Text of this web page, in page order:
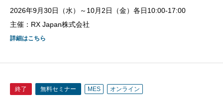
2026年9月30日（水）～10月2日（金）各日10:00-17:00
主催：RX Japan株式会社
詳細はこちら
終了 無料セミナー MES オンライン